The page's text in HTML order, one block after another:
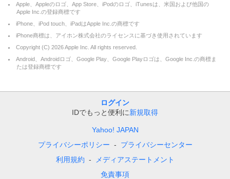
Apple、Appleのロゴ、App Store、iPodのロゴ、iTunesは、米国および他国の
Apple Inc.の登録商標です
iPhone、iPod touch、iPadはApple Inc.の商標です
iPhone商標は、アイホン株式会社のライセンスに基づき使用されています
Copyright (C) 2026Apple Inc. All rights reserved.
Android、Androidロゴ、Google Play、Google Playロゴは、Google Inc.の商標ま
たは登録商標です
ログイン
IDでもっと便利に新規取得
Yahoo! JAPAN
プライバシーポリシー
プライバシーセンター
利用規約
メディアステートメント
免責事項